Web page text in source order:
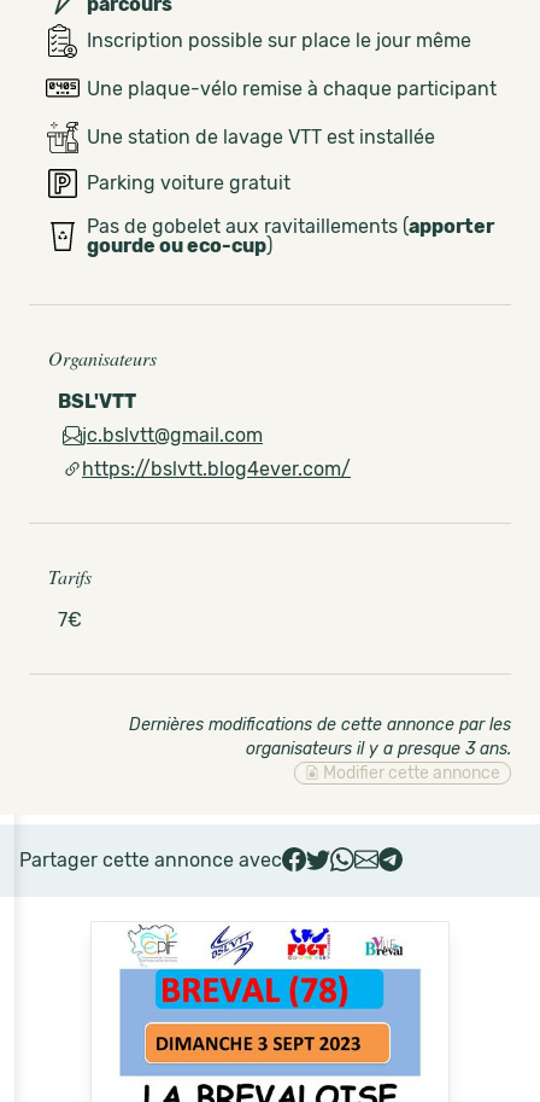
Inscription possible sur place le jour même
Une plaque-vélo remise à chaque participant
Une station de lavage VTT est installée
Parking voiture gratuit
Pas de gobelet aux ravitaillements (apporter
gourde ou eco-cup)
Organisateurs
BSL'VTT
jc.bslvtt@gmail.com
https://bslvtt.blog4ever.com/
Tarifs
7€
Dernières modifications de cette annonce par les
organisateurs il y a presque 3 ans.
Modifier cette annonce
Partager cette annonce avec